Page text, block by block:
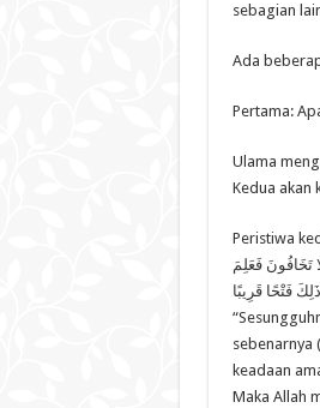
sebagian
Ada
Pertama:
Ulama
Kedua akan
Peristiwa
تَخَافُونَ فَعَلِمَ
فَتْحًا قَرِيبًا
sebenarnya
keadaan
Maka Allah